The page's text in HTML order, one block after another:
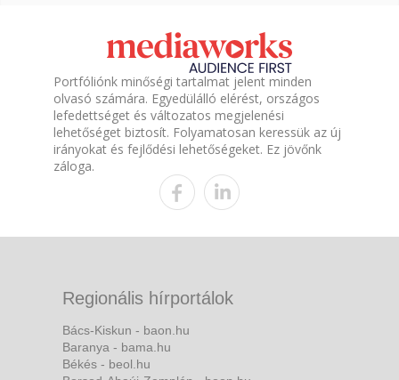
Portfóliónk minőségi tartalmat jelent minden
olvasó számára. Egyedülálló elérést, országos
lefedettséget és változatos megjelenési
lehetőséget biztosít. Folyamatosan keressük az új
irányokat és fejlődési lehetőségeket. Ez jövőnk
záloga.
Regionális hírportálok
Bács-Kiskun - baon.hu
Baranya - bama.hu
Békés - beol.hu